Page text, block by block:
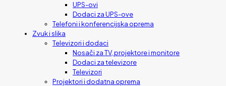
UPS-ovi
Dodaci za UPS-ove
Telefoni i konferencijska oprema
Zvuk i slika
Televizori i dodaci
Nosači za TV, projektore i monitore
Dodaci za televizore
Televizori
Projektori i dodatna oprema